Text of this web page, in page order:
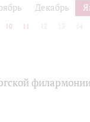
Декабрь
10 11 12 13 14